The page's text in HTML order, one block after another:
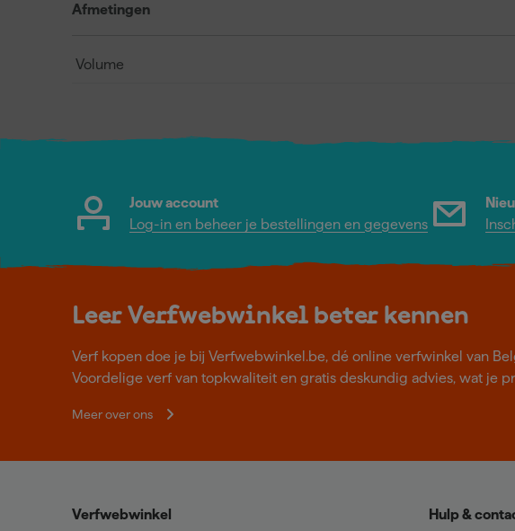
Afmetingen
Volume
Jouw account
Log-in en beheer je bestellingen en gegevens
Leer Verfwebwinkel beter kennen
Verf kopen doe je bij Verfwebwinkel.be, dé online verfwinkel van
Voordelige verf van topkwaliteit en gratis deskundig advies, wat je
Meer over ons
Verfwebwinkel Hulp &